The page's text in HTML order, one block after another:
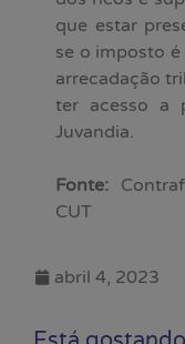
que estar
se o imposto
arrecadação
ter acesso a
Juvandia.
Fonte:
CUT
abril 4, 2023